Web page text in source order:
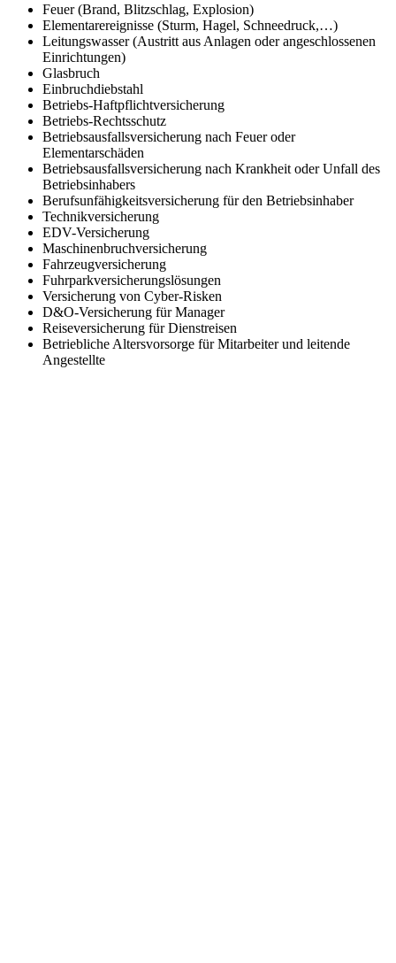
Feuer (Brand, Blitzschlag, Explosion)
Elementarereignisse (Sturm, Hagel, Schneedruck,…)
Leitungswasser (Austritt aus Anlagen oder angeschlossenen
Einrichtungen)
Glasbruch
Einbruchdiebstahl
Betriebs-Haftpflichtversicherung
Betriebs-Rechtsschutz
Betriebsausfallsversicherung nach Feuer oder
Elementarschäden
Betriebsausfallsversicherung nach Krankheit oder Unfall des
Betriebsinhabers
Berufsunfähigkeitsversicherung für den Betriebsinhaber
Technikversicherung
EDV-Versicherung
Maschinenbruchversicherung
Fahrzeugversicherung
Fuhrparkversicherungslösungen
Versicherung von Cyber-Risken
D&O-Versicherung für Manager
Reiseversicherung für Dienstreisen
Betriebliche Altersvorsorge für Mitarbeiter und leitende
Angestellte